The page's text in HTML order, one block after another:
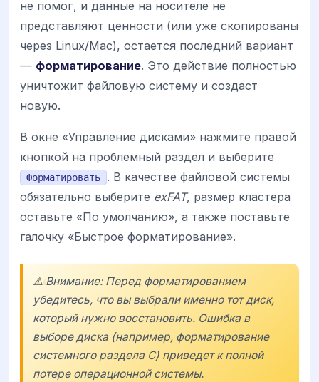
не помог, и данные на носителе не
представляют ценности (или уже скопированы
через Linux/Mac), остается последний вариант
— форматирование. Это действие полностью
уничтожит файловую систему и создаст
новую.
В окне «Управление дисками» нажмите правой
кнопкой на проблемный раздел и выберите
Форматировать
. В качестве файловой системы
обязательно выберите exFAT, размер кластера
оставьте «По умолчанию», а также поставьте
галочку «Быстрое форматирование».
⚠️ Внимание: Перед форматированием
убедитесь, что вы выбрали именно тот диск,
который нужно восстановить. Ошибка в
выборе диска (например, форматирование
системного раздела C) приведет к полной
потере операционной системы.